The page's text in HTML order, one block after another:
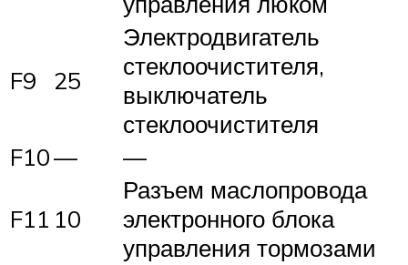
F9 25
Электродвигатель
стеклоочистителя,
выключатель
стеклоочистителя
F10— —
F11 10
Разъем маслопровода
электронного блока
управления тормозами